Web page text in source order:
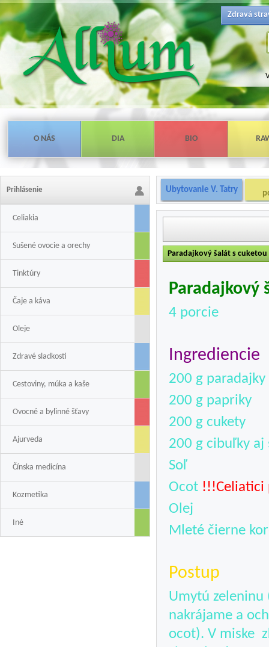
Zdravá
O NÁS DIA BIO
Prihlásenie
Celiakia
Sušené ovocie a orechy
Tinktúry
Čaje a káva
Oleje
Zdravé sladkosti
Cestoviny, múka a kaše
Ovocné a bylinné šťavy
Ajurveda
Čínska medicína
Kozmetika
Iné
Ubytovanie V. Tatry
Paradajkový šalát s
Paradajkový
4 porcie
Ingrediencie
200 g paradajky
200 g papriky
200 g cukety
200 g cibuľky
Soľ
Ocot !!!Celiatici
Olej
Mleté čierne
Postup
Umytú zeleninu
nakrájame a
ocot). V miske